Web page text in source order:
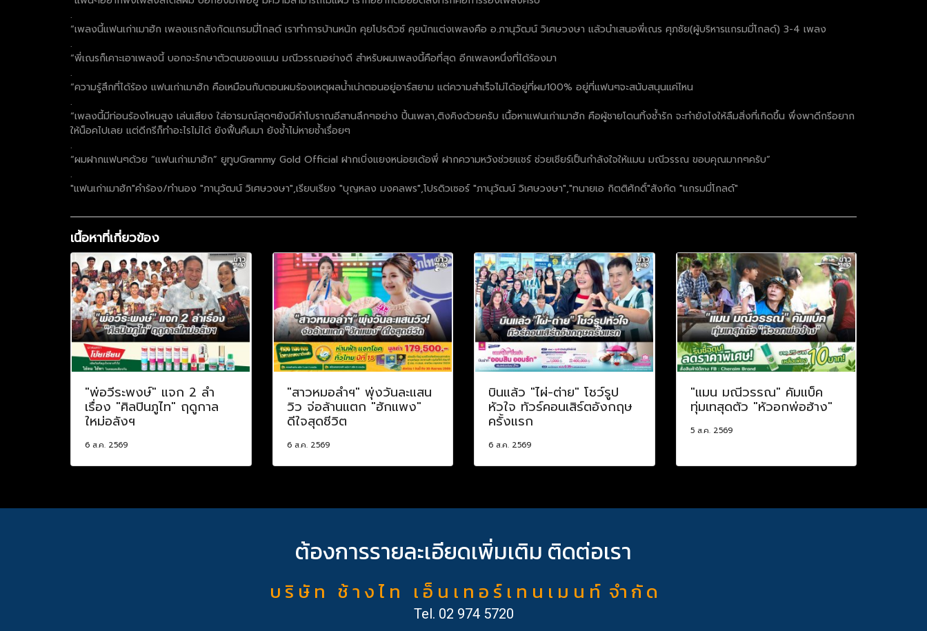
.
“เพลงนี้แฟนเก่าเมาฮัก เพลงแรกสังกัดแกรมมี่โกลด์ เราทำการบ้านหนัก คุยโปรดิวซ์ คุยนักแต่งเพลงคือ อ.ภานุวัฒน์ วิเศษวงษา แล้วนำเสนอพี่เณร ศุภชัย(ผู้บริหารแกรมมี่โกลด์) 3-4 เพลง
.
“พี่เณรก็เคาะเอาเพลงนี้ บอกจะรักษาตัวตนของแมน มณีวรรณอย่างดี สำหรับผมเพลงนี้คือที่สุด อีกเพลงหนึ่งที่ได้ร้องมา
.
“ความรู้สึกที่ได้ร้อง แฟนเก่าเมาฮัก คือเหมือนกับตอนผมร้องเหตุผลน้ำเน่าตอนอยู่อาร์สยาม แต่ความสำเร็จไม่ได้อยู่ที่ผม100% อยู่ที่แฟนๆจะสนับสนุนแค่ไหน
.
“เพลงนี้มีท่อนร้องโหนสูง เล่นเสียง ใส่อารมณ์สุดๆยังมีคำโบราณอีสานลึกๆอย่าง ปี้นเพลา,ติงคิงด้วยครับ เนื้อหาแฟนเก่าเมาฮัก คือผู้ชายโดนทิ้งช้ำรัก จะทำยังไงให้ลืมสิ่งที่เกิดขึ้น พึ่งพาดีกรีอยาก
ให้น็อคไปเลย แต่ดีกรีก็ทำอะไรไม่ได้ ยังฟื้นคืนมา ยังช้ำไม่หายช้ำเรื่อยๆ
.
“ผมฝากแฟนๆด้วย “แฟนเก่าเมาฮัก” ยูทูบGrammy Gold Official ฝากเบิ่งแยงหน่อยเด้อพี่ ฝากความหวังช่วยแชร์ ช่วยเชียร์เป็นกำลังใจให้แมน มณีวรรณ ขอบคุณมากๆครับ”
.
"แฟนเก่าเมาฮัก"คำร้อง/ทำนอง "ภานุวัฒน์ วิเศษวงษา",เรียบเรียง "บุญหลง มงคลพร",โปรดิวเซอร์ "ภานุวัฒน์ วิเศษวงษา","ทนายเอ กิตติศักดิ์"สังกัด "แกรมมี่โกลด์"
เนื้อหาที่เกี่ยวข้อง
"พ่อวีระพงษ์" แจก 2 ลำ
เรื่อง "ศิลปินภูไท" ฤดูกาล
ใหม่อลังฯ
6 ส.ค. 2569
"สาวหมอลำฯ" พุ่งวันละแสน
วิว จ่อล้านแตก "ฮักแพง"
ดีใจสุดชีวิต
6 ส.ค. 2569
บินแล้ว "ไผ่-ต่าย" โชว์รูป
หัวใจ ทัวร์คอนเสิร์ตอังกฤษ
ครั้งแรก
6 ส.ค. 2569
"แมน มณีวรรณ" คัมแบ็ค
ทุ่มเทสุดตัว "หัวอกพ่อฮ้าง"
5 ส.ค. 2569
ต้องการรายละเอียดเพิ่มเติม ติดต่อเรา
บ ริ ษั ท ช้ า ง ไ ท เ อ็ น เ ท อ ร์ เ ท น เ ม น ท์ จำ กั ด
Tel. 02 974 5720